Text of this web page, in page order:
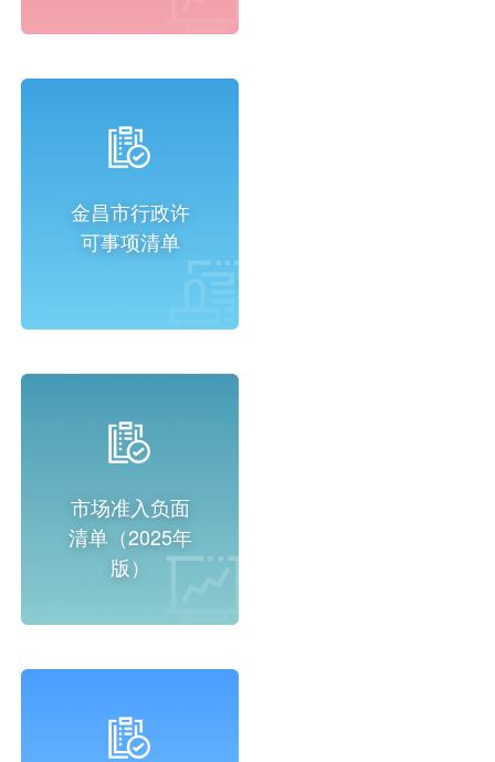
金昌市行政许
可事项清单
市场准入负面
清单（2025年
版）